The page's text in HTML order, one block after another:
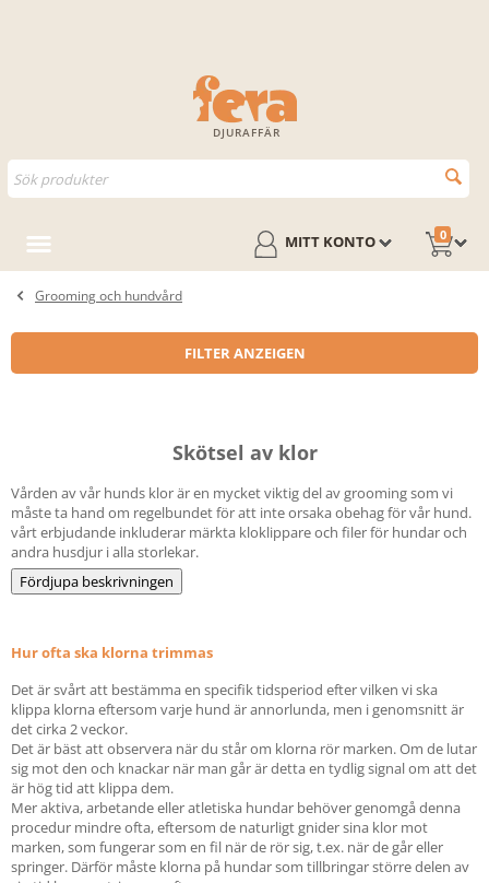
DJURAFFÄR
0
MITT KONTO
Grooming och hundvård
FILTER ANZEIGEN
Skötsel av klor
Vården av vår hunds klor är en mycket viktig del av grooming som vi
måste ta hand om regelbundet för att inte orsaka obehag för vår hund.
vårt erbjudande inkluderar märkta kloklippare och filer för hundar och
andra husdjur i alla storlekar.
Fördjupa beskrivningen
Hur ofta ska klorna trimmas
Det är svårt att bestämma en specifik tidsperiod efter vilken vi ska
klippa klorna eftersom varje hund är annorlunda, men i genomsnitt är
det cirka 2 veckor.
Det är bäst att observera när du står om klorna rör marken. Om de lutar
sig mot den och knackar när man går är detta en tydlig signal om att det
är hög tid att klippa dem.
Mer aktiva, arbetande eller atletiska hundar behöver genomgå denna
procedur mindre ofta, eftersom de naturligt gnider sina klor mot
marken, som fungerar som en fil när de rör sig, t.ex. när de går eller
springer. Därför måste klorna på hundar som tillbringar större delen av